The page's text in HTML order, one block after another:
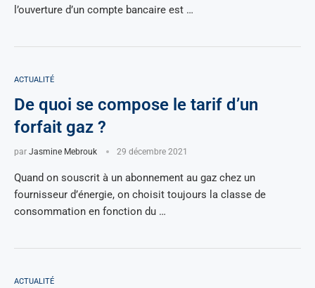
l’ouverture d’un compte bancaire est …
ACTUALITÉ
De quoi se compose le tarif d’un
forfait gaz ?
par Jasmine Mebrouk 29 décembre 2021
Quand on souscrit à un abonnement au gaz chez un
fournisseur d’énergie, on choisit toujours la classe de
consommation en fonction du …
ACTUALITÉ